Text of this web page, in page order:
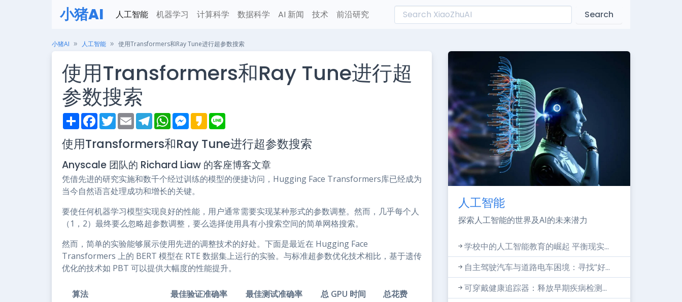
小猪AI 人工智能 机器学习 计算科学 数据科学 AI 新闻 技术 前沿研究 Search
小猪AI 人工智能 使用Transformers和Ray Tune进行超参数搜索
使用Transformers和Ray Tune进行超
参数搜索
S
h
r
e
F
a
e
b
o
k
T
w
t
t
r
E
m
i
l
T
e
e
g
a
m
W
h
t
s
p
p
M
e
s
e
g
e
r
K
a
a
o
e
使用Transformers和Ray Tune进行超参数搜索
Anyscale 团队的 Richard Liaw 的客座博客文章
凭借先进的研究实施和数千个经过训练的模型的便捷访问，Hugging Face Transformers库已经成为
当今自然语言处理成功和增长的关键。
要使任何机器学习模型实现良好的性能，用户通常需要实现某种形式的参数调整。然而，几乎每个人
（1，2）最终要么忽略超参数调整，要么选择使用具有小搜索空间的简单网格搜索。
然而，简单的实验能够展示使用先进的调整技术的好处。下面是最近在 Hugging Face
Transformers 上的 BERT 模型在 RTE 数据集上运行的实验。与标准超参数优化技术相比，基于遗传
优化的技术如 PBT 可以提供大幅度的性能提升。
算法 最佳验证准确率 最佳测试准确率 总 GPU 时间 总花费
人工智能
探索人工智能的世界及AI的未来潜力
学校中的人工智能教育的崛起 平衡现实...
自主驾驶汽车与道路电车困境：寻找“好...
可穿戴健康追踪器：释放早期疾病检测...